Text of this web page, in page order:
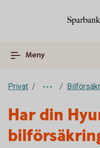
Meny
Privat
Har din